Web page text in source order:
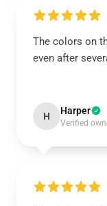
The colors on
even after
H Harper
Verified